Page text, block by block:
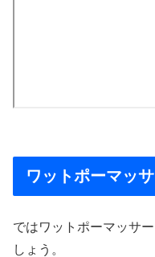
ワットポーマッ
ではワットポーマッサ
しょう。